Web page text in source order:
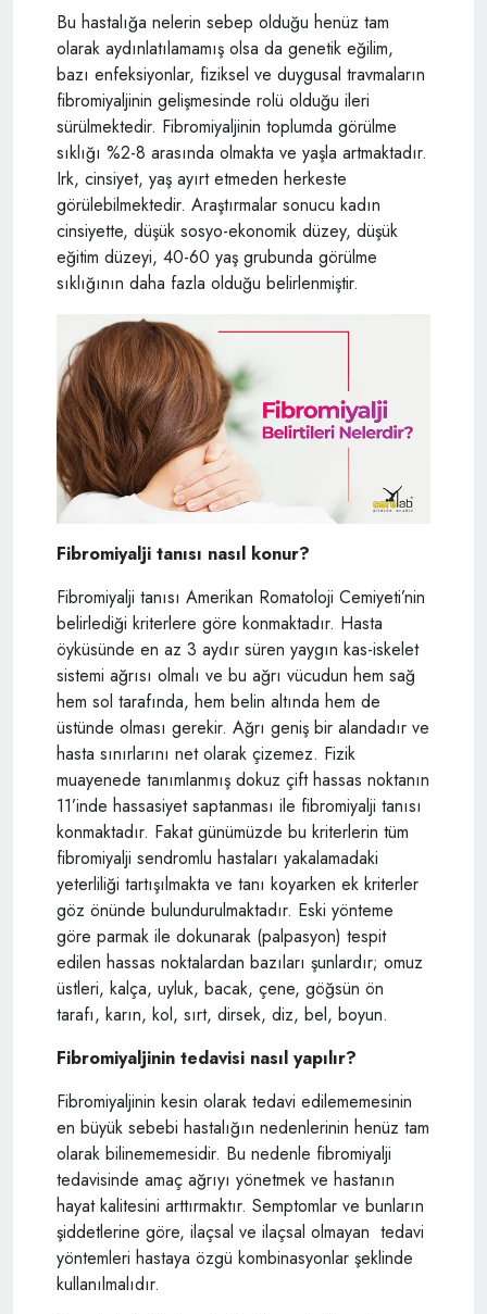
Bu hastalığa nelerin sebep olduğu henüz tam
olarak aydınlatılamamış olsa da genetik eğilim,
bazı enfeksiyonlar, fiziksel ve duygusal travmaların
fibromiyaljinin gelişmesinde rolü olduğu ileri
sürülmektedir. Fibromiyaljinin toplumda görülme
sıklığı %2-8 arasında olmakta ve yaşla artmaktadır.
Irk, cinsiyet, yaş ayırt etmeden herkeste
görülebilmektedir. Araştırmalar sonucu kadın
cinsiyette, düşük sosyo-ekonomik düzey, düşük
eğitim düzeyi, 40-60 yaş grubunda görülme
sıklığının daha fazla olduğu belirlenmiştir.
Fibromiyalji tanısı nasıl konur?
Fibromiyalji tanısı Amerikan Romatoloji Cemiyeti’nin
belirlediği kriterlere göre konmaktadır. Hasta
öyküsünde en az 3 aydır süren yaygın kas-iskelet
sistemi ağrısı olmalı ve bu ağrı vücudun hem sağ
hem sol tarafında, hem belin altında hem de
üstünde olması gerekir. Ağrı geniş bir alandadır ve
hasta sınırlarını net olarak çizemez. Fizik
muayenede tanımlanmış dokuz çift hassas noktanın
11’inde hassasiyet saptanması ile fibromiyalji tanısı
konmaktadır. Fakat günümüzde bu kriterlerin tüm
fibromiyalji sendromlu hastaları yakalamadaki
yeterliliği tartışılmakta ve tanı koyarken ek kriterler
göz önünde bulundurulmaktadır. Eski yönteme
göre parmak ile dokunarak (palpasyon) tespit
edilen hassas noktalardan bazıları şunlardır; omuz
üstleri, kalça, uyluk, bacak, çene, göğsün ön
tarafı, karın, kol, sırt, dirsek, diz, bel, boyun.
Fibromiyaljinin tedavisi nasıl yapılır?
Fibromiyaljinin kesin olarak tedavi edilememesinin
en büyük sebebi hastalığın nedenlerinin henüz tam
olarak bilinememesidir. Bu nedenle fibromiyalji
tedavisinde amaç ağrıyı yönetmek ve hastanın
hayat kalitesini arttırmaktır. Semptomlar ve bunların
şiddetlerine göre, ilaçsal ve ilaçsal olmayan tedavi
yöntemleri hastaya özgü kombinasyonlar şeklinde
kullanılmalıdır.